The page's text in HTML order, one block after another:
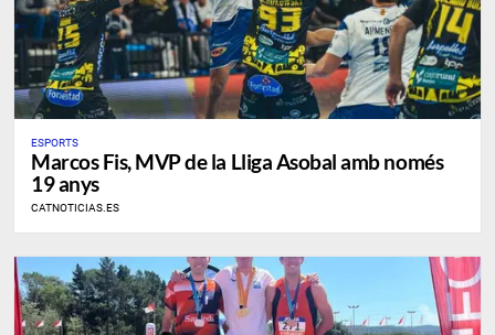
ESPORTS
​Marcos Fis, MVP de la Lliga Asobal amb només
19 anys
CATNOTICIAS.ES